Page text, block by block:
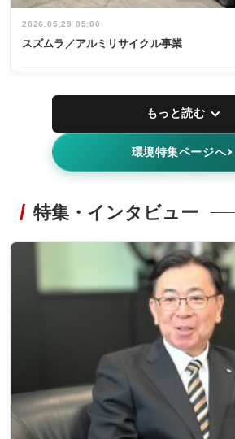
2026.05.29 05:00
スズムラ／アルミリサイクル事業
もっと読む
環境特集ページへ
特集・インタビュー